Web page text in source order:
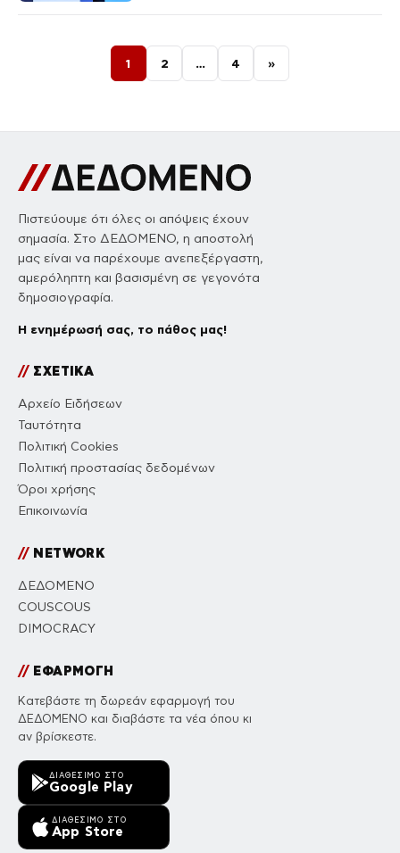
Σελιδοποίηση άρθρων
1 2 … 4 »
Πιστεύουμε ότι όλες οι απόψεις έχουν
σημασία. Στο ΔΕΔΟΜΕΝΟ, η αποστολή
μας είναι να παρέχουμε ανεπεξέργαστη,
αμερόληπτη και βασισμένη σε γεγονότα
δημοσιογραφία.
Η ενημέρωσή σας, το πάθος μας!
//ΣΧΕΤΙΚΑ
Αρχείο Ειδήσεων
Ταυτότητα
Πολιτική Cookies
Πολιτική προστασίας δεδομένων
Όροι χρήσης
Επικοινωνία
//NETWORK
ΔΕΔΟΜΕΝΟ
COUSCOUS
DIMOCRACY
//ΕΦΑΡΜΟΓΗ
Κατεβάστε τη δωρεάν εφαρμογή του
ΔΕΔΟΜΕΝΟ και διαβάστε τα νέα όπου κι
αν βρίσκεστε.
ΔΙΑΘΈΣΙΜΟ ΣΤΟ
Google Play
ΔΙΑΘΈΣΙΜΟ ΣΤΟ
App Store